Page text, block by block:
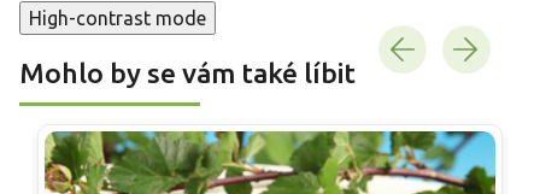
High-contrast mode
Mohlo by se vám také líbit